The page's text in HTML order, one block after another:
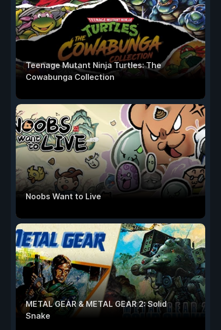
Teenage Mutant Ninja Turtles: The
Cowabunga Collection
Noobs Want to Live
METAL GEAR & METAL GEAR 2: Solid
Snake